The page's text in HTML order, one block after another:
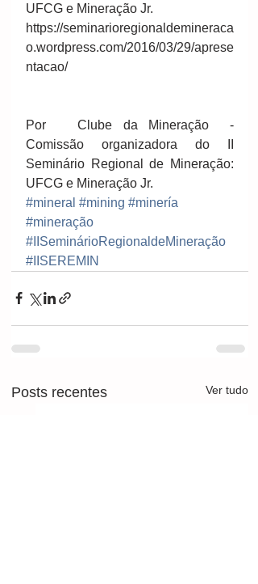
UFCG e Mineração Jr.
https://seminarioregionaldemineraca
o.wordpress.com/2016/03/29/aprese
ntacao/
Por   Clube da Mineração  -
Comissão organizadora do II
Seminário Regional de Mineração:
UFCG e Mineração Jr.
#mineral #mining #minería
#mineração
#IISeminárioRegionaldeMineração
#IISEREMIN
Posts recentes Ver tudo